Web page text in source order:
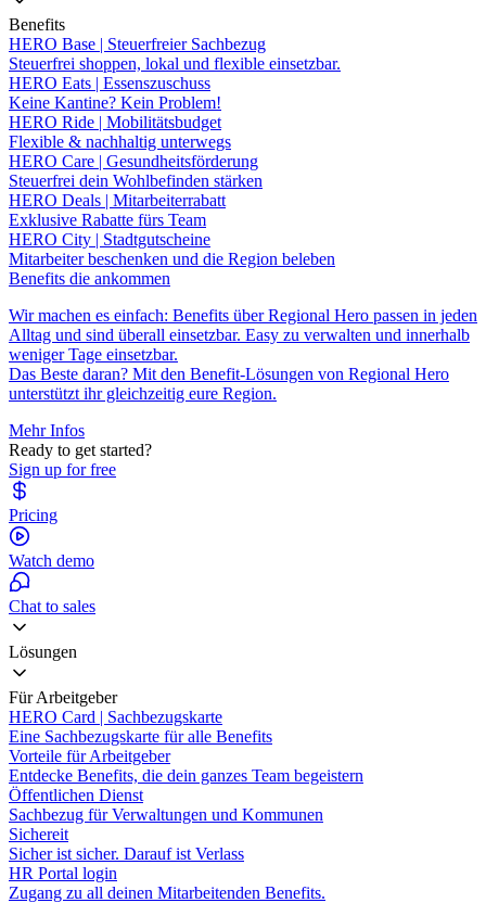
Benefits
HERO Base | Steuerfreier Sachbezug
Steuerfrei shoppen, lokal und flexible einsetzbar.
HERO Eats | Essenszuschuss
Keine Kantine? Kein Problem!
HERO Ride | Mobilitätsbudget
Flexible & nachhaltig unterwegs
HERO Care | Gesundheitsförderung
Steuerfrei dein Wohlbefinden stärken
HERO Deals | Mitarbeiterrabatt
Exklusive Rabatte fürs Team
HERO City | Stadtgutscheine
Mitarbeiter beschenken und die Region beleben
Benefits die ankommen
Wir machen es einfach: Benefits über Regional Hero passen in jeden
Alltag und sind überall einsetzbar. Easy zu verwalten und innerhalb
weniger Tage einsetzbar.
Das Beste daran? Mit den Benefit-Lösungen von Regional Hero
unterstützt ihr gleichzeitig eure Region.
Mehr Infos
Ready to get started?
Sign up for free
Pricing
Watch demo
Chat to sales
Lösungen
Für Arbeitgeber
HERO Card | Sachbezugskarte
Eine Sachbezugskarte für alle Benefits
Vorteile für Arbeitgeber
Entdecke Benefits, die dein ganzes Team begeistern
Öffentlichen Dienst
Sachbezug für Verwaltungen und Kommunen
Sichereit
Sicher ist sicher. Darauf ist Verlass
HR Portal login
Zugang zu all deinen Mitarbeitenden Benefits.